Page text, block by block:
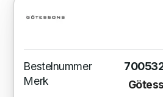
Bestelnummer
Merk